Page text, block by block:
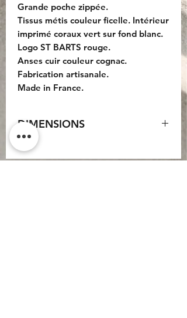
Grande poche zippée.
Tissus métis couleur ficelle. Intérieur
imprimé coraux vert sur fond blanc.
Logo ST BARTS rouge.
Anses cuir couleur cognac.
Fabrication artisanale.
Made in France.
DIMENSIONS
Sac : 42x37x20cm.
Anses cuir : 55cm.